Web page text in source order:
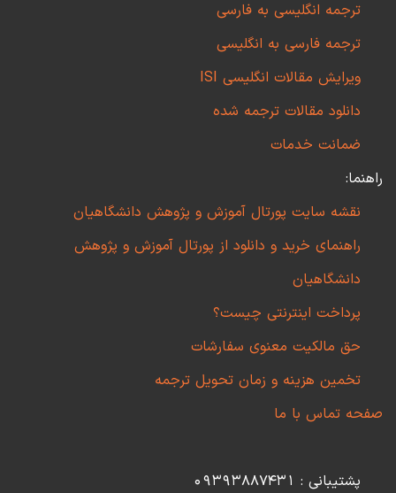
ترجمه انگلیسی به فارسی
ترجمه فارسی به انگلیسی
ویرایش مقالات انگلیسی ISI
دانلود مقالات ترجمه شده
ضمانت خدمات
راهنما:
نقشه سایت پورتال آموزش و پژوهش دانشگاهیان
راهنمای خرید و دانلود از پورتال آموزش و پژوهش
دانشگاهیان
پرداخت اینترنتی چیست؟
حق مالکیت معنوی سفارشات
تخمین هزینه و زمان تحویل ترجمه
صفحه تماس با ما
پشتیبانی : 09393887431